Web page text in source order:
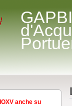
anche su